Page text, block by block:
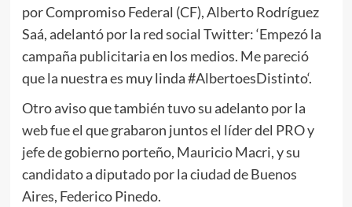
por Compromiso Federal (CF), Alberto Rodríguez
Saá, adelantó por la red social Twitter: ‘Empezó la
campaña publicitaria en los medios. Me pareció
que la nuestra es muy linda #AlbertoesDistinto‘.
Otro aviso que también tuvo su adelanto por la
web fue el que grabaron juntos el líder del PRO y
jefe de gobierno porteño, Mauricio Macri, y su
candidato a diputado por la ciudad de Buenos
Aires, Federico Pinedo.